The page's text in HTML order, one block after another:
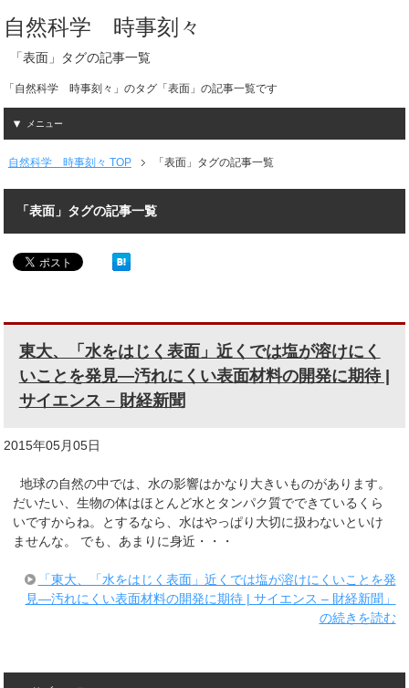
自然科学 時事刻々
「表面」タグの記事一覧
「自然科学 時事刻々」のタグ「表面」の記事一覧です
メニュー
自然科学 時事刻々 TOP 「表面」タグの記事一覧
「表面」タグの記事一覧
東大、「水をはじく表面」近くでは塩が溶けにく
いことを発見―汚れにくい表面材料の開発に期待 |
サイエンス – 財経新聞
2015年05月05日
地球の自然の中では、水の影響はかなり大きいものがあります。
だいたい、生物の体はほとんど水とタンパク質でできているくら
いですからね。とするなら、水はやっぱり大切に扱わないといけ
ませんな。 でも、あまりに身近・・・
「東大、「水をはじく表面」近くでは塩が溶けにくいことを発
見―汚れにくい表面材料の開発に期待 | サイエンス – 財経新聞」
の続きを読む